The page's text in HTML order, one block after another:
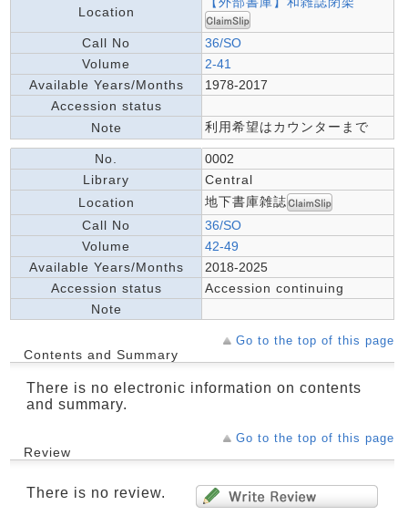
Location
Call No
36/SO
Volume
2-41
Available Years/Months
1978-2017
Accession status
Note
利用希望はカウンターまで
No.
0002
Library
Central
Location
地下書庫雑誌
Call No
36/SO
Volume
42-49
Available Years/Months
2018-2025
Accession status
Accession continuing
Note
Go to the top of this page
Contents and Summary
There is no electronic information on contents
and summary.
Go to the top of this page
Review
There is no review.